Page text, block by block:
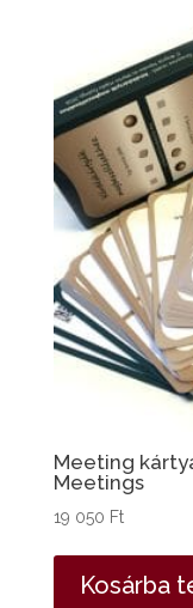
Meeting
Meetings
19 050 Ft
Kosárba